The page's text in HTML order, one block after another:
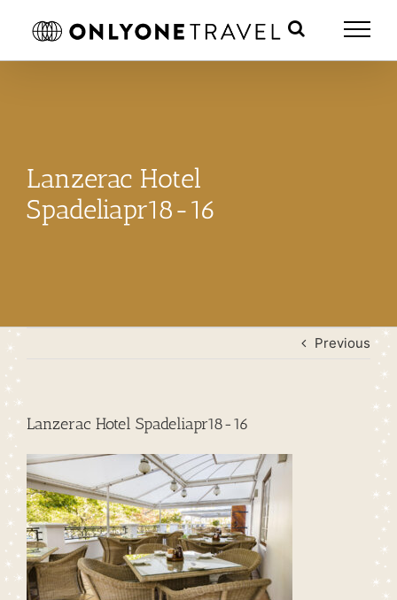
Lanzerac Hotel
Spadeliapr18-16
Previous
Lanzerac Hotel Spadeliapr18-16